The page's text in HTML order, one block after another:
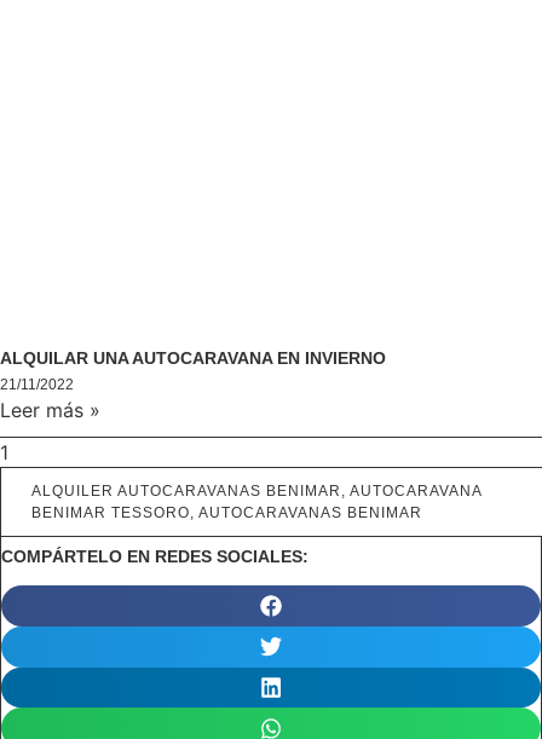
ALQUILAR UNA AUTOCARAVANA EN INVIERNO
21/11/2022
Leer más »
ALQUILER AUTOCARAVANAS BENIMAR , AUTOCARAVANA
BENIMAR TESSORO, AUTOCARAVANAS BENIMAR
COMPÁRTELO EN REDES SOCIALES: